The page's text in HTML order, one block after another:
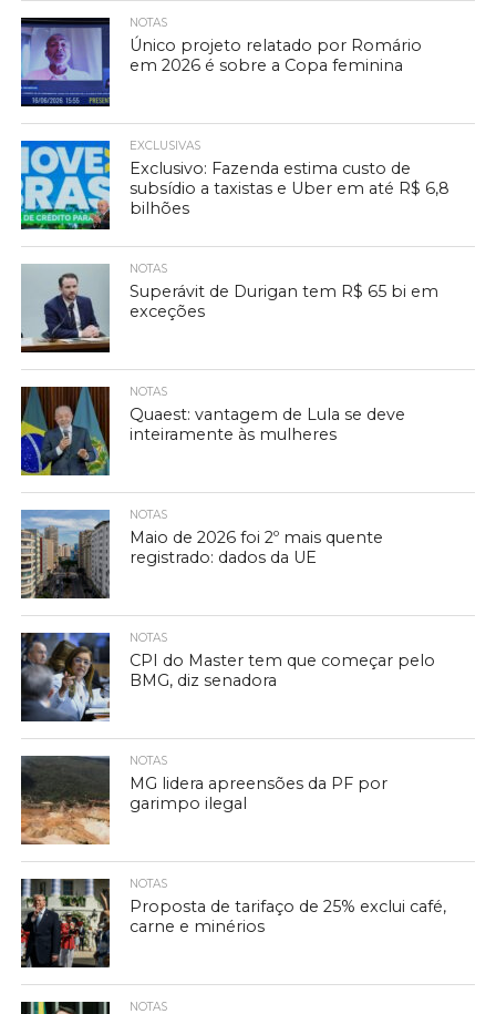
NOTAS
Único projeto relatado por Romário
em 2026 é sobre a Copa feminina
EXCLUSIVAS
Exclusivo: Fazenda estima custo de
subsídio a taxistas e Uber em até R$ 6,8
bilhões
NOTAS
Superávit de Durigan tem R$ 65 bi em
exceções
NOTAS
Quaest: vantagem de Lula se deve
inteiramente às mulheres
NOTAS
Maio de 2026 foi 2º mais quente
registrado: dados da UE
NOTAS
CPI do Master tem que começar pelo
BMG, diz senadora
NOTAS
MG lidera apreensões da PF por
garimpo ilegal
NOTAS
Proposta de tarifaço de 25% exclui café,
carne e minérios
NOTAS